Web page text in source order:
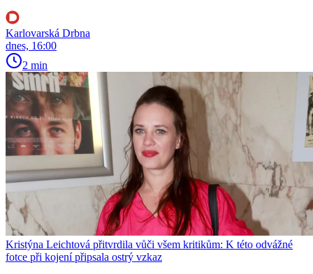
Karlovarská Drbna
dnes, 16:00
2 min
Kristýna Leichtová přitvrdila vůči všem kritikům: K této odvážné
fotce při kojení připsala ostrý vzkaz